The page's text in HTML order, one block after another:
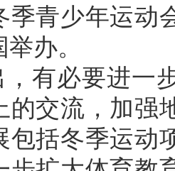
季青少年运动
办。
，有必要进一
的交流，加强
包括冬季运动